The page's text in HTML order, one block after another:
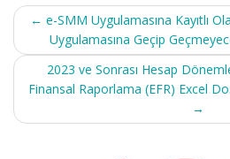
Post
navigation
← e-SMM Uygulamasına Kayıtlı
Uygulamasına Geçip
2023 ve Sonrası Hesap
Finansal Raporlama (EFR) Excel
→